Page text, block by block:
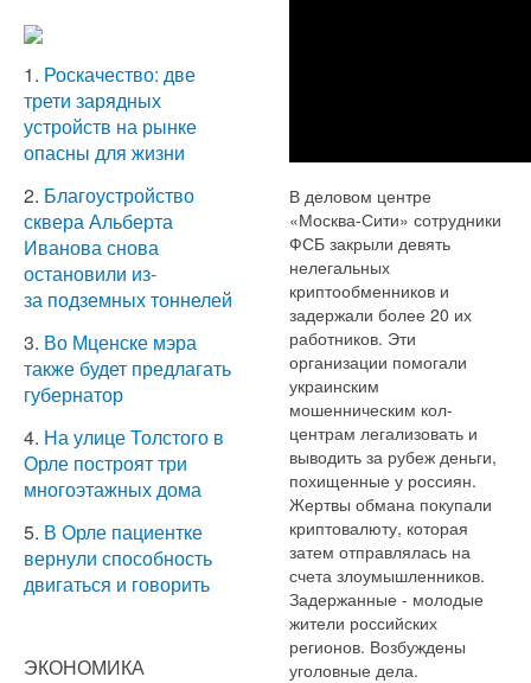
1. Роскачество: две
трети зарядных
устройств на рынке
опасны для жизни
2. Благоустройство
сквера Альберта
Иванова снова
остановили из-
за подземных тоннелей
3. Во Мценске мэра
также будет предлагать
губернатор
4. На улице Толстого в
Орле построят три
многоэтажных дома
5. В Орле пациентке
вернули способность
двигаться и говорить
ЭКОНОМИКА
В деловом центре
«Москва-Сити» сотрудники
ФСБ закрыли девять
нелегальных
криптообменников и
задержали более 20 их
работников. Эти
организации помогали
украинским
мошенническим кол-
центрам легализовать и
выводить за рубеж деньги,
похищенные у россиян.
Жертвы обмана покупали
криптовалюту, которая
затем отправлялась на
счета злоумышленников.
Задержанные - молодые
жители российских
регионов. Возбуждены
уголовные дела.